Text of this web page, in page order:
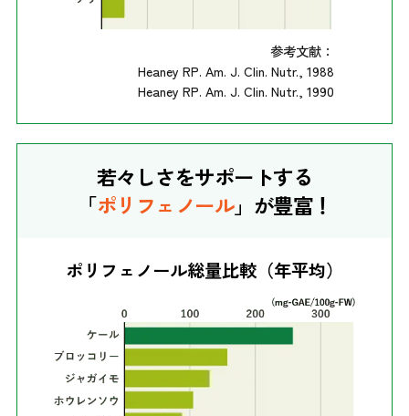
参考文献：
Heaney RP. Am. J. Clin. Nutr., 1988
Heaney RP. Am. J. Clin. Nutr., 1990
若々しさをサポートする
「ポリフェノール」が豊富！
ポリフェノール総量比較（年平均）